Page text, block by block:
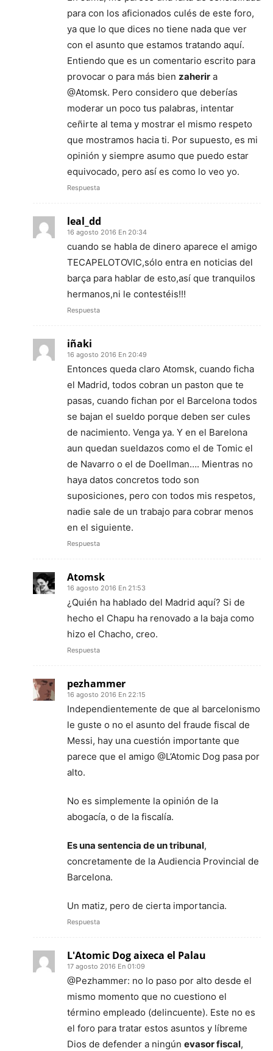
para con los aficionados culés de este foro,
ya que lo que dices no tiene nada que ver
con el asunto que estamos tratando aquí.
Entiendo que es un comentario escrito para
provocar o para más bien zaherir a
@Atomsk. Pero considero que deberías
moderar un poco tus palabras, intentar
ceñirte al tema y mostrar el mismo respeto
que mostramos hacia ti. Por supuesto, es mi
opinión y siempre asumo que puedo estar
equivocado, pero así es como lo veo yo.
Respuesta
leal_dd
16 agosto 2016 En 20:34
cuando se habla de dinero aparece el amigo
TECAPELOTOVIC,sólo entra en noticias del
barça para hablar de esto,así que tranquilos
hermanos,ni le contestéis!!!
Respuesta
iñaki
16 agosto 2016 En 20:49
Entonces queda claro Atomsk, cuando ficha
el Madrid, todos cobran un paston que te
pasas, cuando fichan por el Barcelona todos
se bajan el sueldo porque deben ser cules
de nacimiento. Venga ya. Y en el Barelona
aun quedan sueldazos como el de Tomic el
de Navarro o el de Doellman…. Mientras no
haya datos concretos todo son
suposiciones, pero con todos mis respetos,
nadie sale de un trabajo para cobrar menos
en el siguiente.
Respuesta
Atomsk
16 agosto 2016 En 21:53
¿Quién ha hablado del Madrid aquí? Si de
hecho el Chapu ha renovado a la baja como
hizo el Chacho, creo.
Respuesta
pezhammer
16 agosto 2016 En 22:15
Independientemente de que al barcelonismo
le guste o no el asunto del fraude fiscal de
Messi, hay una cuestión importante que
parece que el amigo @L’Atomic Dog pasa por
alto.
No es simplemente la opinión de la
abogacía, o de la fiscalía.
Es una sentencia de un tribunal,
concretamente de la Audiencia Provincial de
Barcelona.
Un matiz, pero de cierta importancia.
Respuesta
L'Atomic Dog aixeca el Palau
17 agosto 2016 En 01:09
@Pezhammer: no lo paso por alto desde el
mismo momento que no cuestiono el
término empleado (delincuente). Este no es
el foro para tratar estos asuntos y líbreme
Dios de defender a ningún evasor fiscal,